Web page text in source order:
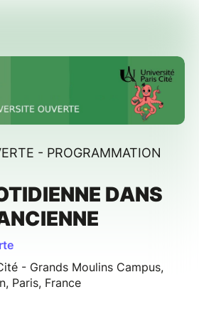
- PROGRAMMATION
DANS
- Grands Moulins Campus,
Paris, France